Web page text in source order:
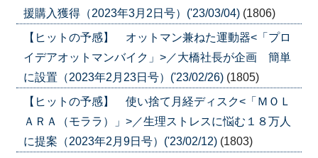
援購入獲得（2023年3月2日号）('23/03/04) (1806)
【ヒットの予感】 オットマン兼ねた運動器<「プロ
イデアオットマンバイク」>／大橋社長が企画 簡単
に設置（2023年2月23日号）('23/02/26) (1805)
【ヒットの予感】 使い捨て月経ディスク<「ＭＯＬ
ＡＲＡ（モララ）」>／生理ストレスに悩む１８万人
に提案（2023年2月9日号）('23/02/12) (1803)